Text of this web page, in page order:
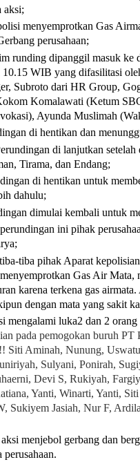
aksi;
menyemprotkan Gas
perusahaan;
runding dipanggil masuk ke
WIB yang difasilitasi
Subroto dari HR Group,
Komalawati (Ketum
Ayunda Muslimah
di hentikan dan
di lanjutkan
Tirama, dan Endang;
di hentikan untuk
dahulu;
dimulai kembali untuk
ini pihak
tiba-tiba pihak Aparat
Gas Air Mata,
karena terkena gas
dengan mata yang sakit
mengalami luka2 dan 2 orang
pada pemogokan buruh
Siti Aminah, Nunung,
Sulyani, Ponirah,
Devi S, Rukiyah,
Yanti, Winarti, Yanti,
Sukiyem Jasiah, Nur F,
menjebol gerbang dan
perusahaan.